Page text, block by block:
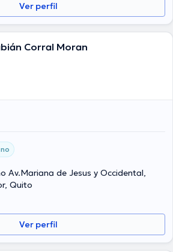
Ver perfil
Corral Moran
Av.Mariana de Jesus y Occidental,
Quito
Ver perfil